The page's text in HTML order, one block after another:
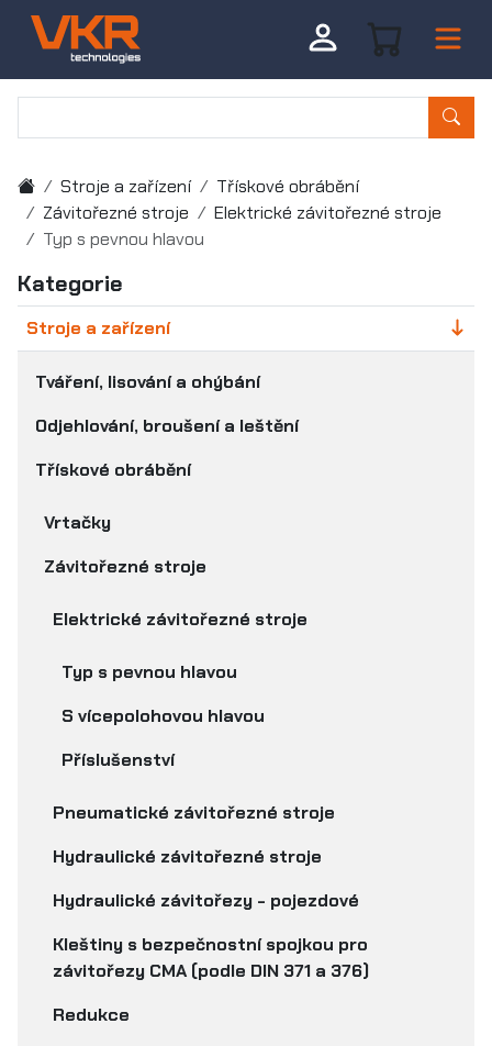
Stroje a zařízení
Třískové obrábění
Závitořezné stroje
Elektrické závitořezné stroje
Typ s pevnou hlavou
Kategorie
Stroje a zařízení
Tváření, lisování a ohýbání
Odjehlování, broušení a leštění
Třískové obrábění
Vrtačky
Závitořezné stroje
Elektrické závitořezné stroje
Typ s pevnou hlavou
S vícepolohovou hlavou
Příslušenství
Pneumatické závitořezné stroje
Hydraulické závitořezné stroje
Hydraulické závitořezy - pojezdové
Kleštiny s bezpečnostní spojkou pro
závitořezy CMA (podle DIN 371 a 376)
Redukce